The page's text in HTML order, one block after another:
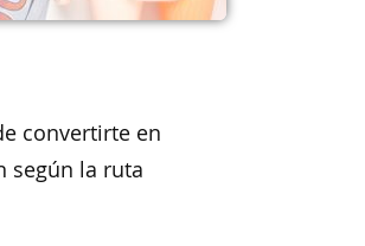
convertirte en
según la ruta